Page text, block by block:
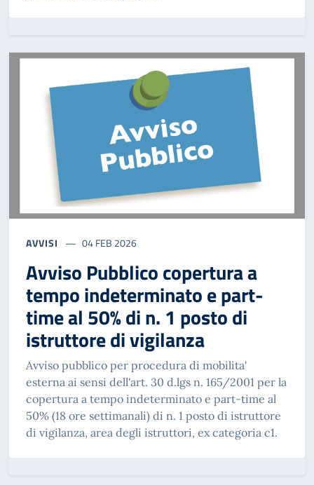
AVVISI 04 FEB 2026
Avviso Pubblico copertura a
tempo indeterminato e part-
time al 50% di n. 1 posto di
istruttore di vigilanza
Avviso pubblico per procedura di mobilita'
esterna ai sensi dell'art. 30 d.lgs n. 165/2001 per la
copertura a tempo indeterminato e part-time al
50% (18 ore settimanali) di n. 1 posto di istruttore
di vigilanza, area degli istruttori, ex categoria c1.